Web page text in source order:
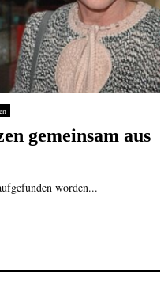
gemeinsam aus
worden...